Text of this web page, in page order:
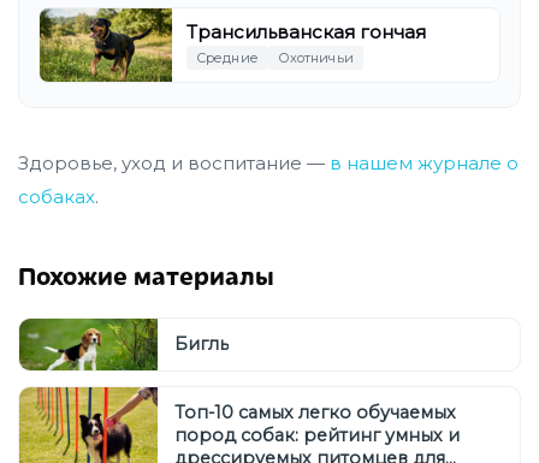
Трансильванская гончая
Средние Охотничьи
Здоровье, уход и воспитание — в нашем журнале о
собаках.
Похожие материалы
Бигль
Топ-10 самых легко обучаемых
пород собак: рейтинг умных и
дрессируемых питомцев для